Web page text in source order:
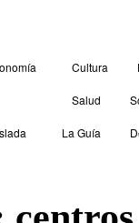
Cultura
Salud
La Guía